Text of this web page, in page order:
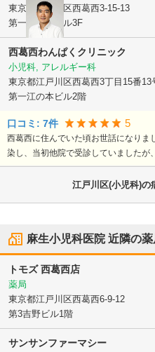
東京都江戸川区西葛西3-15-13
第一江の本ビル3F
西葛西わんぱくクリニック
小児科, アレルギー科
東京都江戸川区西葛西3丁目15番13
第一江の本ビル2階
口コミ: 7件 5
西葛西に住んでいた頃お世話になり
染し、当初他院で受診していましたが
江戸川区(小児科)の
麻生小児科医院近隣の薬
トモズ 西葛西店
薬局
東京都江戸川区西葛西6-9-12
第3吉野ビル1階
サンサンファーマシー